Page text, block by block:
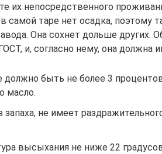
их непосредственного
самой таре нет осадка, поэтому
Она сохнет дольше других.
и, согласно нему, она должна
должно быть не более 3
масло.
запаха, не имеет
высыхания не ниже 22